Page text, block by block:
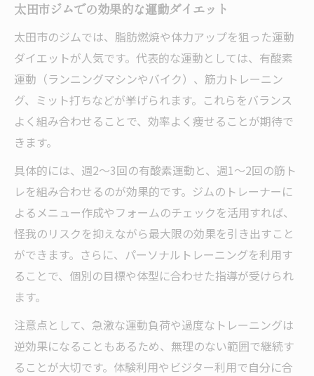
太田市ジムでの効果的な運動ダイエット
太田市のジムでは、脂肪燃焼や体力アップを狙った運動
ダイエットが人気です。代表的な運動としては、有酸素
運動（ランニングマシンやバイク）、筋力トレーニン
グ、ミット打ちなどが挙げられます。これらをバランス
よく組み合わせることで、効率よく痩せることが期待で
きます。
具体的には、週2～3回の有酸素運動と、週1～2回の筋ト
レを組み合わせるのが効果的です。ジムのトレーナーに
よるメニュー作成やフォームのチェックを活用すれば、
怪我のリスクを抑えながら最大限の効果を引き出すこと
ができます。さらに、パーソナルトレーニングを利用す
ることで、個別の目標や体型に合わせた指導が受けられ
ます。
注意点として、急激な運動負荷や過度なトレーニングは
逆効果になることもあるため、無理のない範囲で継続す
ることが大切です。体験利用やビジター利用で自分に合